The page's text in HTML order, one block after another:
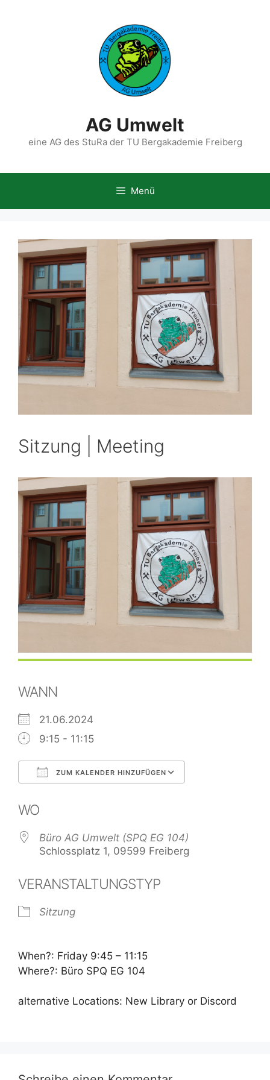
AG Umwelt
eine AG des StuRa der TU Bergakademie Freiberg
Menü
Sitzung | Meeting
WANN
21.06.2024
9:15 - 11:15
ZUM KALENDER HINZUFÜGEN
WO
Büro AG Umwelt (SPQ EG 104)
Schlossplatz 1, 09599 Freiberg
VERANSTALTUNGSTYP
Sitzung
When?: Friday 9:45 – 11:15
Where?: Büro SPQ EG 104
alternative Locations: New Library or Discord